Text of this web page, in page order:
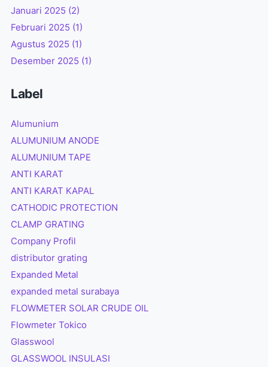
Januari 2025 (2)
Februari 2025 (1)
Agustus 2025 (1)
Desember 2025 (1)
Label
Alumunium
ALUMUNIUM ANODE
ALUMUNIUM TAPE
ANTI KARAT
ANTI KARAT KAPAL
CATHODIC PROTECTION
CLAMP GRATING
Company Profil
distributor grating
Expanded Metal
expanded metal surabaya
FLOWMETER SOLAR CRUDE OIL
Flowmeter Tokico
Glasswool
GLASSWOOL INSULASI